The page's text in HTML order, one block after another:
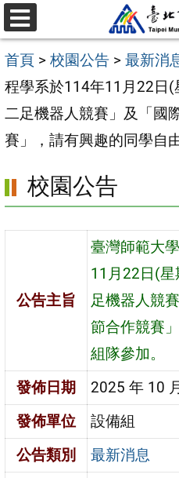
跳
至
主
要
內
容
選
單
首頁 > 校園公告 > 最新消
程學系於114年11月22日
二足機器人競賽」及「國
賽」，請有興趣的同學自
校園公告
公告主旨
臺灣師範大
11月22日(
足機器人競
節合作競賽
組隊參加。
發佈日期
2025 年 10
發佈單位
設備組
公告類別
最新消息